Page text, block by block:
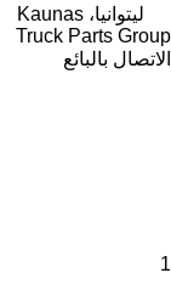
ليتوانيا، Kaunas
Truck Parts Group
الاتصال بالبائع
1